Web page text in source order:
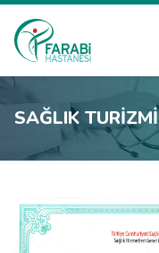
SAĞLIK TURIZMI